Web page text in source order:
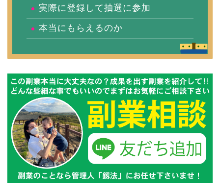
実際に登録して抽選に参加
本当にもらえるのか